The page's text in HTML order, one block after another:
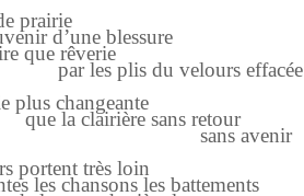
prairie
d’une blessure
rêverie
du velours effacée
plus changeante
sans retour
avenir
portent très loin
les battements